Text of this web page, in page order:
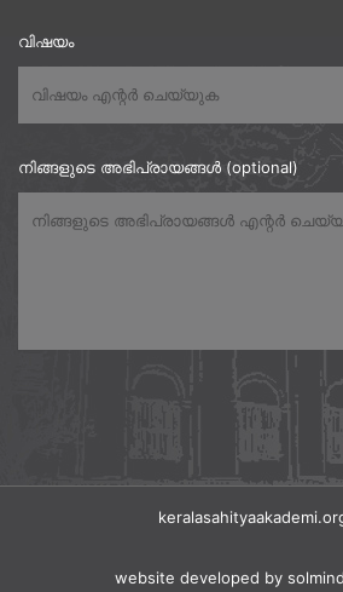
വിഷയം
നിങ്ങളുടെ അഭിപ്രായങ്ങൾ (optional)
website developed by